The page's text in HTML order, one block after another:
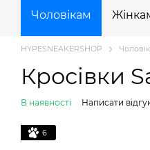
Чоловікам
HYPESNEAKERSHOP
Кросівки
В наявності Написати
6